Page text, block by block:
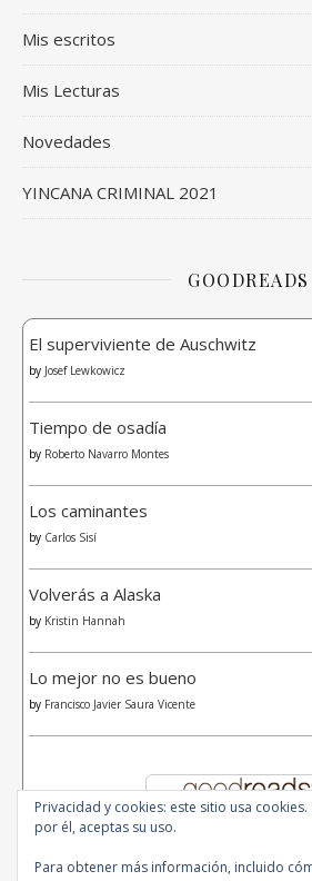
Mis escritos
Mis Lecturas
Novedades
YINCANA CRIMINAL 2021
GOODREADS
El superviviente de Auschwitz
by Josef Lewkowicz
Tiempo de osadía
by Roberto Navarro Montes
Los caminantes
by Carlos Sisí
Volverás a Alaska
by Kristin Hannah
Lo mejor no es bueno
by Francisco Javier Saura Vicente
Privacidad y cookies: este sitio usa
por él, aceptas su uso.
Para obtener más información, incluido